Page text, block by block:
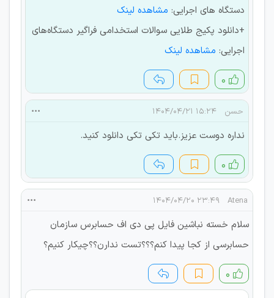
دستگاه های اجرایی: مشاهده لینک
+دانلود پکیج طلایی سوالات استخدامی فراگیر دستگاه‌های
اجرایی: مشاهده لینک
۰
حسن ۱۵:۲۴ ۱۴۰۴/۰۴/۲۱
نداره دوست عزیز.باید تکی تکی دانلود کنید.
۰
Atena ۲۳:۴۹ ۱۴۰۴/۰۴/۲۰
سلام خسته نباشین فایل پی دی اف حسابرس سازمان
حسابرسی از کجا پیدا کنم؟؟؟تست ندارن؟؟چیکار کنیم؟
۰